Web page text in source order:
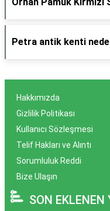
Petra antik kenti
Hakkımızda
Gizlilik Politikası
Kullanıcı Sözleşmesi
Telif Hakları ve Alıntı
Sorumluluk Reddi
Bize Ulaşın
SON EKLENEN